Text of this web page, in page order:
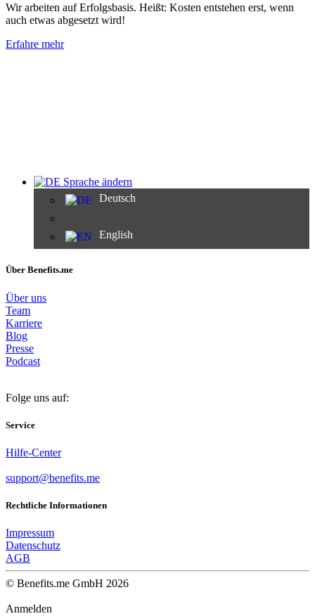
Wir arbeiten auf Erfolgsbasis. Heißt: Kosten entstehen erst, wenn
auch etwas abgesetzt wird!
Erfahre mehr
Sprache ändern
Deutsch
English
Über Benefits.me
Über uns
Team
Karriere
Blog
Presse
Podcast
Folge uns auf:
Service
Hilfe-Center
support@benefits.me
Rechtliche Informationen
Impressum
Datenschutz
AGB
© Benefits.me GmbH 2026
Anmelden